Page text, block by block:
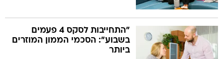
"התחייבות לסקס 4 פעמים
בשבוע": הסכמי הממון המוזרים
ביותר